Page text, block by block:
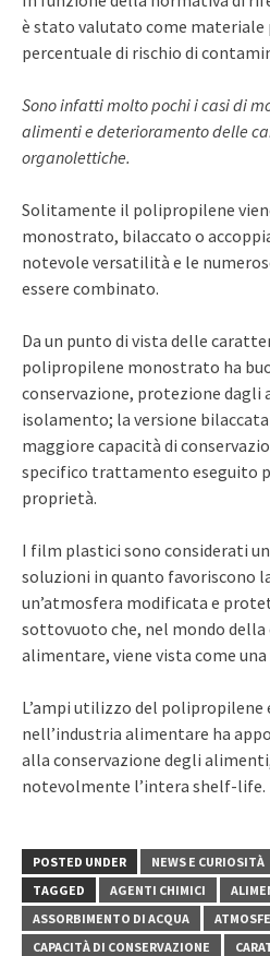
è stato valutato come materiale
percentuale di rischio di
Sono infatti molto pochi i casi di
alimenti e deterioramento delle
organolettiche.
Solitamente il polipropilene
monostrato, bilaccato o
notevole versatilità e le
essere combinato.
Da un punto di vista delle
polipropilene monostrato ha
conservazione, protezione dagli
isolamento; la versione
maggiore capacità di
specifico trattamento eseguito
proprietà.
I film plastici sono considerati
soluzioni in quanto favoriscono
un’atmosfera modificata e
sottovuoto che, nel mondo della
alimentare, viene vista come
L’ampi utilizzo del
nell’industria alimentare ha
alla conservazione degli
notevolmente l’intera shelf-life.
POSTED UNDER
NEWS E CURIOSITÀ
TAGGED
AGENTI CHIMICI
ASSORBIMENTO DI ACQUA
CAPACITÀ DI CONSERVAZIONE